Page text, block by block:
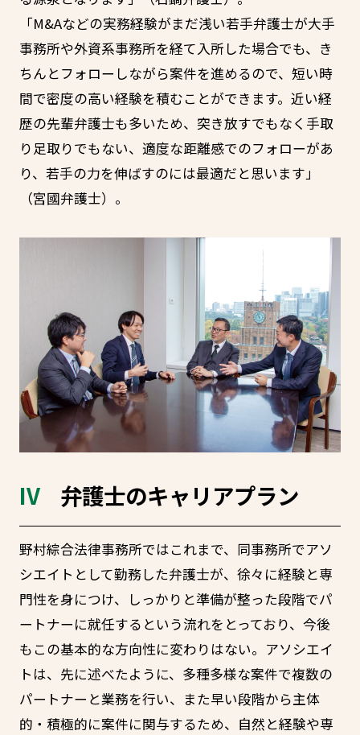
「M&Aなどの実務経験がまだ浅い若手弁護士が大手
事務所や外資系事務所を経て入所した場合でも、き
ちんとフォローしながら案件を進めるので、短い時
間で密度の高い経験を積むことができます。近い経
歴の先輩弁護士も多いため、突き放すでもなく手取
り足取りでもない、適度な距離感でのフォローがあ
り、若手の力を伸ばすのには最適だと思います」
（宮國弁護士）。
弁護士のキャリアプラン
野村綜合法律事務所ではこれまで、同事務所でアソ
シエイトとして勤務した弁護士が、徐々に経験と専
門性を身につけ、しっかりと準備が整った段階でパ
ートナーに就任するという流れをとっており、今後
もこの基本的な方向性に変わりはない。アソシエイ
トは、先に述べたように、多種多様な案件で複数の
パートナーと業務を行い、また早い段階から主体
的・積極的に案件に関与するため、自然と経験や専